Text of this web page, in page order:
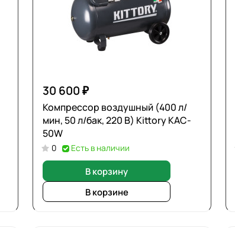
30 600 ₽
Компрессор воздушный (400 л/
мин, 50 л/бак, 220 В) Kittory KAC-
50W
0 Есть в наличии
В корзину
В корзине